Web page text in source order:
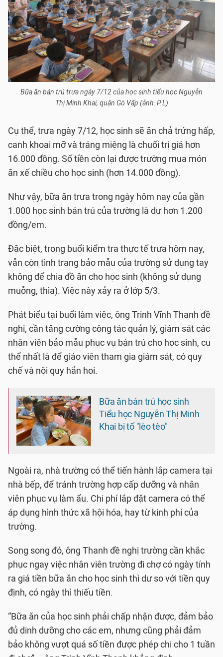
Bữa ăn bán trú trưa ngày 7/12 của học sinh tiểu học Nguyễn
Thị Minh Khai, quận Gò Vấp (ảnh: P.L)
Cụ thể, trưa ngày 7/12, học sinh sẽ ăn chả trứng hấp,
canh khoai mỡ và tráng miệng là chuối trị giá hơn
16.000 đồng. Số tiền còn lại được trường mua món
ăn xế chiều cho học sinh (hơn 14.000 đồng).
Như vậy, bữa ăn trưa trong ngày hôm nay của gần
1.000 học sinh bán trú của trường là dư hơn 1.200
đồng/em.
Đặc biệt, trong buổi kiểm tra thực tế trưa hôm nay,
vẫn còn tình trạng bảo mẫu của trường sử dụng tay
không để chia đồ ăn cho học sinh (không sử dụng
muỗng, thìa). Việc này xảy ra ở lớp 5/3.
Phát biểu tại buổi làm việc, ông Trịnh Vĩnh Thanh đề
nghị, cần tăng cường công tác quản lý, giám sát các
nhân viên bảo mẫu phục vụ bán trú cho học sinh, cụ
thể nhất là để giáo viên tham gia giám sát, có quy
chế và nội quy hẳn hoi.
Bữa ăn bán trú học sinh
Tiểu học Nguyễn Thị Minh
Khai bị tố "lèo tèo"
Ngoài ra, nhà trường có thể tiến hành lắp camera tại
nhà bếp, để tránh trường hợp cấp dưỡng và nhân
viên phục vụ làm ẩu. Chi phí lắp đặt camera có thể
áp dụng hình thức xã hội hóa, hay từ kinh phí của
trường.
Song song đó, ông Thanh đề nghị trường cần khắc
phục ngay việc nhân viên trường đi chợ có ngày tính
ra giá tiền bữa ăn cho học sinh thì dư so với tiền quy
định, có ngày thì thiếu tiền.
“Bữa ăn của học sinh phải chấp nhận được, đảm bảo
đủ dinh dưỡng cho các em, nhưng cũng phải đảm
bảo không vượt quá số tiền được phép chi cho 1 tuần